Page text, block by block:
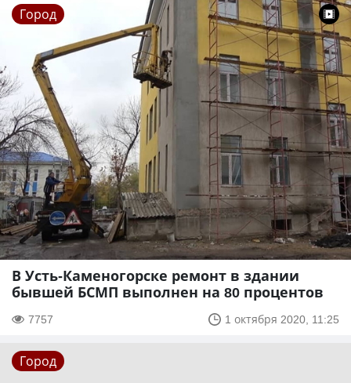
Город
В Усть-Каменогорске ремонт в здании
бывшей БСМП выполнен на 80 процентов
7757 1 октября 2020, 11:25
Город